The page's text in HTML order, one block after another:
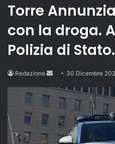
Torre
con la droga.
Polizia di Stato.
Redazione
Send
email
30 Dicembre